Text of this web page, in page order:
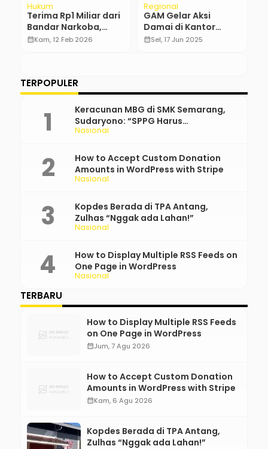
Hukum
Terima Rp1 Miliar dari
Bandar Narkoba,
Kapolres Bima Kota
calendar_monthKam, 12 Feb 2026
Regional
GAM Gelar Aksi
Damai di Kantor
Gubernur Aceh Tuntut
calendar_monthSel, 17 Jun 2025
TERPOPULER
Nasional
Keracunan MBG di SMK Semarang,
Sudaryono: “SPPG Harus
Bertanggung Jawab!”
Nasional
How to Accept Custom Donation
Amounts in WordPress with Stripe
Nasional
Kopdes Berada di TPA Antang,
Zulhas “Nggak ada Lahan!”
Nasional
How to Display Multiple RSS Feeds on
One Page in WordPress
TERBARU
How to Display Multiple RSS Feeds
on One Page in WordPress
calendar_monthJum, 7 Agu 2026
How to Accept Custom Donation
Amounts in WordPress with Stripe
calendar_monthKam, 6 Agu 2026
Kopdes Berada di TPA Antang,
Zulhas “Nggak ada Lahan!”